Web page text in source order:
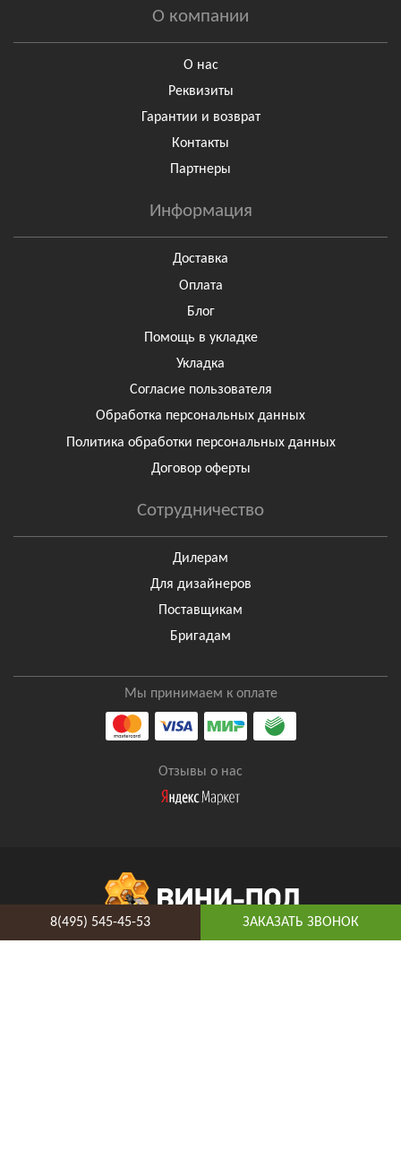
О компании
О нас
Реквизиты
Гарантии и возврат
Контакты
Партнеры
Информация
Доставка
Оплата
Блог
Помощь в укладке
Укладка
Согласие пользователя
Обработка персональных данных
Политика обработки персональных данных
Договор оферты
Сотрудничество
Дилерам
Для дизайнеров
Поставщикам
Бригадам
Мы принимаем к оплате
Отзывы о нас
8(495) 545-45-53 ЗАКАЗАТЬ ЗВОНОК